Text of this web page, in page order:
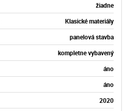
žiadne
Klasické materiály
panelová stavba
kompletne vybavený
áno
áno
2020